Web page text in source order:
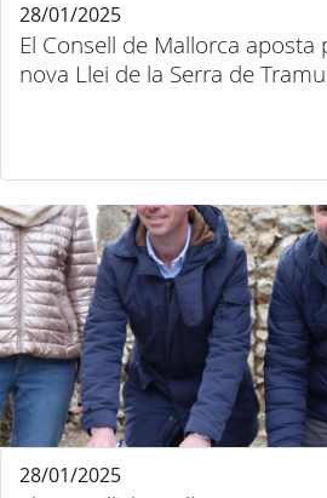
El Consell de Mallorca aposta
nova Llei de la Serra de
28/01/2025
28/01/2025